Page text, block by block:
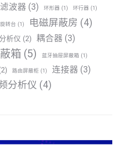
滤波器 (3) 环形器 (1) 环行器 (1)
转台 (1) 电磁屏蔽房 (4)
析仪 (2) 耦合器 (3)
箱 (5) 蓝牙抽屉屏蔽箱 (1)
路由屏蔽柜 (1) 连接器 (3)
分析仪 (4)